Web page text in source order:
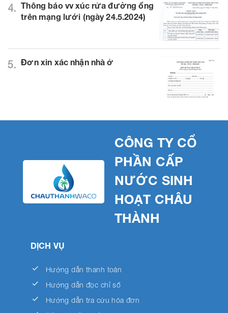
4. Thông báo vv xúc rửa đường ống
trên mạng lưới (ngày 24.5.2024)
5. Đơn xin xác nhận nhà ở
CÔNG TY CỔ
PHẦN CẤP
NƯỚC SINH
HOẠT CHÂU
THÀNH
DỊCH VỤ
done Hướng dẫn thanh toán
done Hướng dẫn đọc chỉ số
done Hướng dẫn tra cứu hóa đơn